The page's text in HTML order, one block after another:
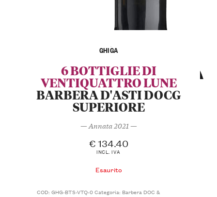
GHIGA
6 BOTTIGLIE DI
VENTIQUATTRO LUNE
BARBERA D'ASTI DOCG
SUPERIORE
— Annata 2021 —
€ 134.40
INCL. IVA
Esaurito
COD:GHG-BTS-VTQ-0Categoria: Barbera DOC &